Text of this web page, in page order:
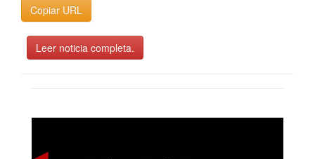
Copiar URL
Leer noticia completa.